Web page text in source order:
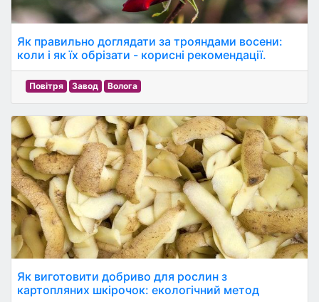
Як правильно доглядати за трояндами восени:
коли і як їх обрізати - корисні рекомендації.
Повітря Завод Волога
Як виготовити добриво для рослин з
картопляних шкірочок: екологічний метод